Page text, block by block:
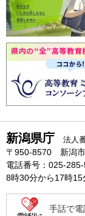
新潟県庁 法人
〒950-8570 新潟
電話番号：025-285-
8時30分から17時15
手話で電